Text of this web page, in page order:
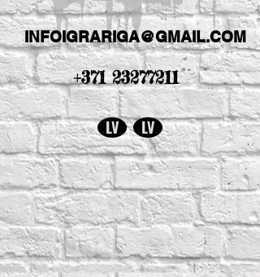
INFOIGRARIGA@GMAIL.COM
+371 23277211
LV LV